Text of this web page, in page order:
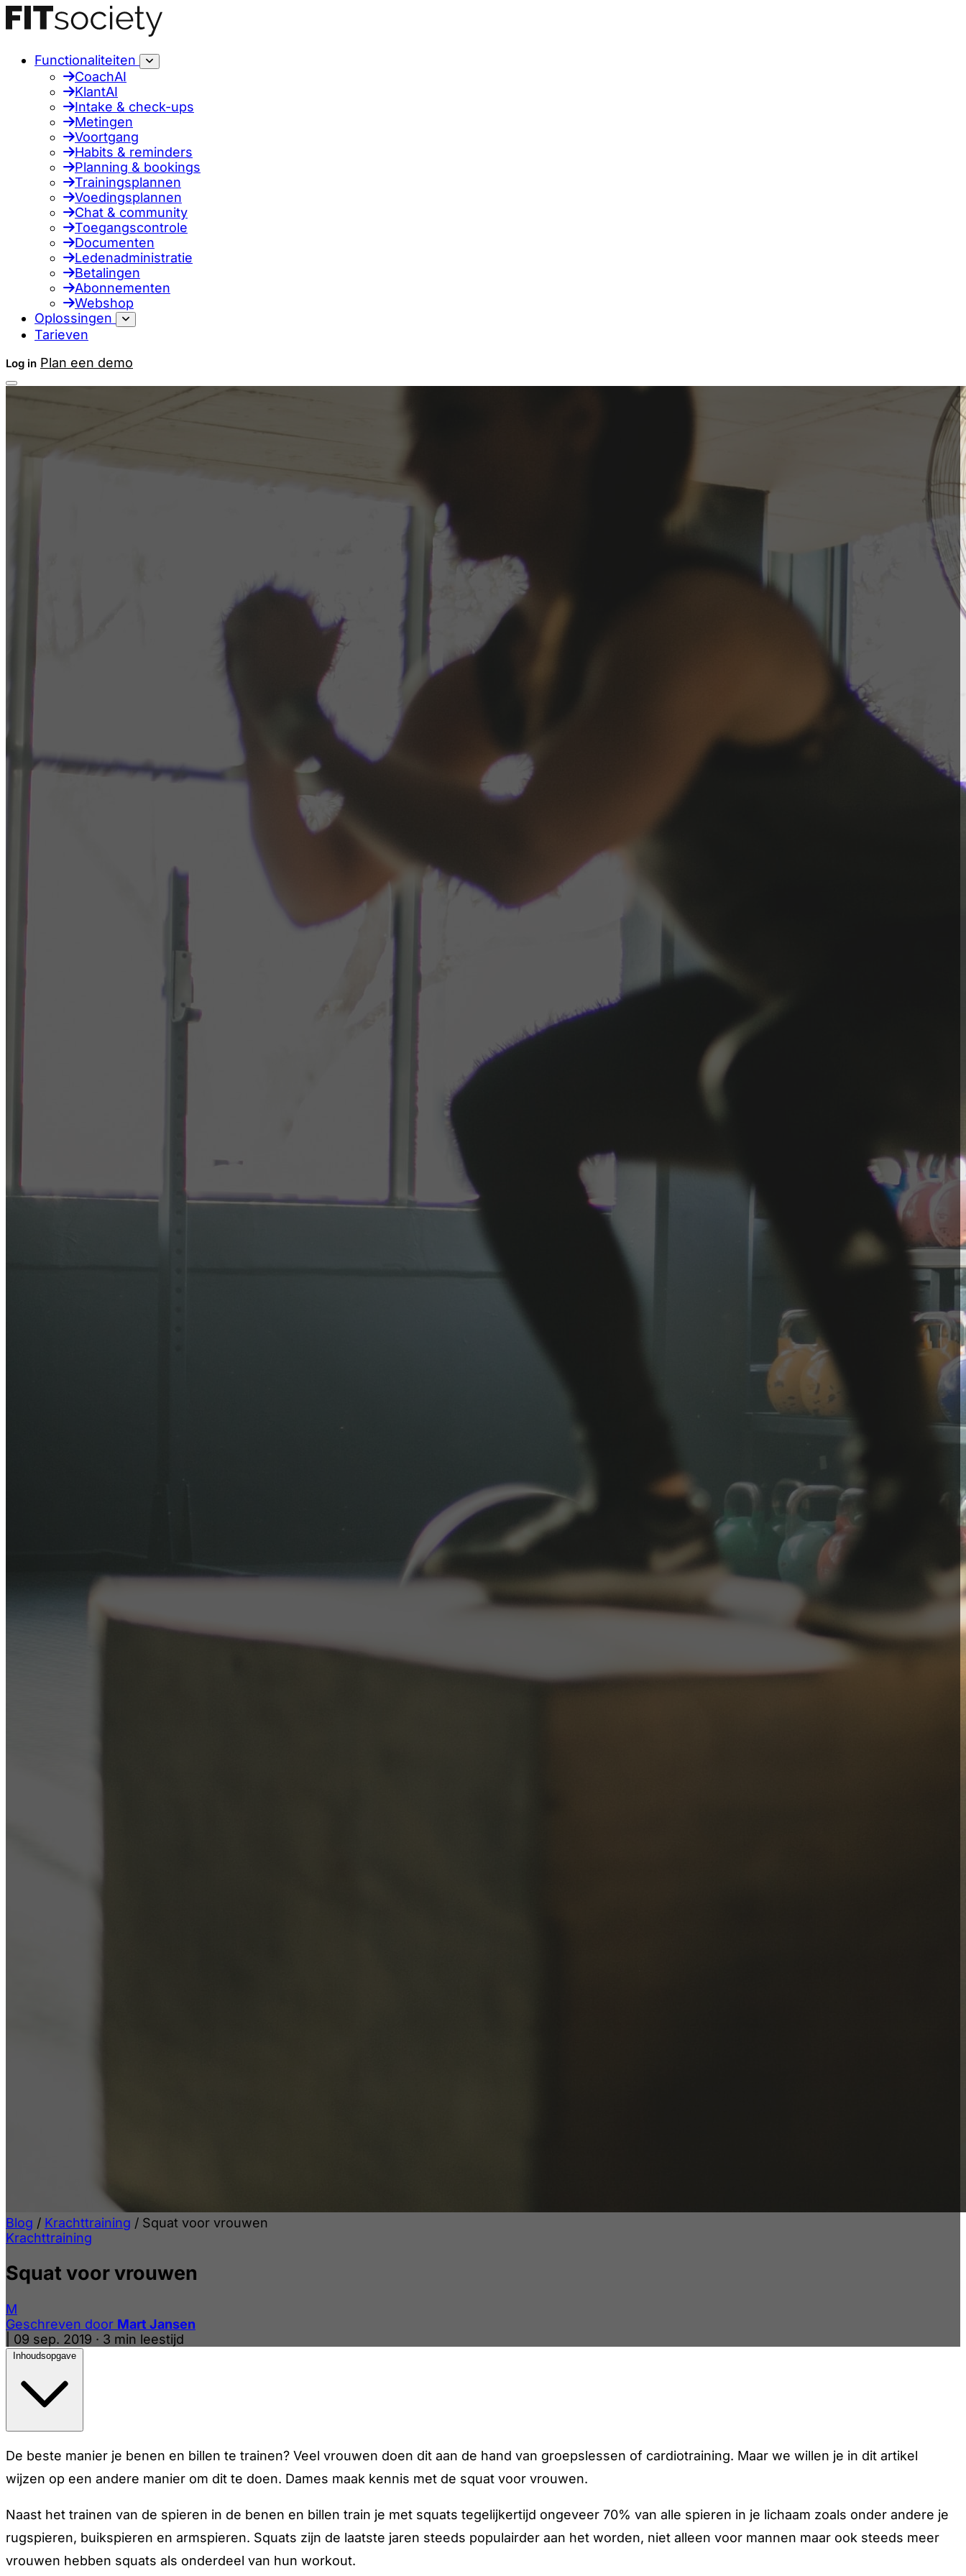
Functionaliteiten
CoachAI
KlantAI
Intake & check-ups
Metingen
Voortgang
Habits & reminders
Planning & bookings
Trainingsplannen
Voedingsplannen
Chat & community
Toegangscontrole
Documenten
Ledenadministratie
Betalingen
Abonnementen
Webshop
Oplossingen
Tarieven
Log in Plan een demo
Blog / Krachttraining / Squat voor vrouwen
Krachttraining
Squat voor vrouwen
M
Geschreven door Mart Jansen
09 sep. 2019 · 3 min leestijd
Inhoudsopgave
De beste manier je benen en billen te trainen? Veel vrouwen doen dit aan de hand van groepslessen of cardiotraining. Maar we willen je in dit artikel
wijzen op een andere manier om dit te doen. Dames maak kennis met de squat voor vrouwen.
Naast het trainen van de spieren in de benen en billen train je met squats tegelijkertijd ongeveer 70% van alle spieren in je lichaam zoals onder andere je
rugspieren, buikspieren en armspieren. Squats zijn de laatste jaren steeds populairder aan het worden, niet alleen voor mannen maar ook steeds meer
vrouwen hebben squats als onderdeel van hun workout.